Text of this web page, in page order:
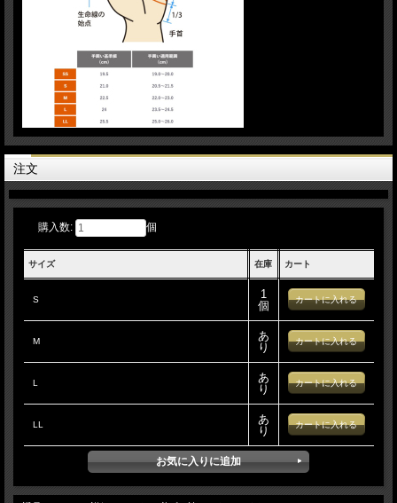
注文
購入数: 個
サイズ 在庫 カート
S
1
個
M
あ
り
L
あ
り
LL
あ
り